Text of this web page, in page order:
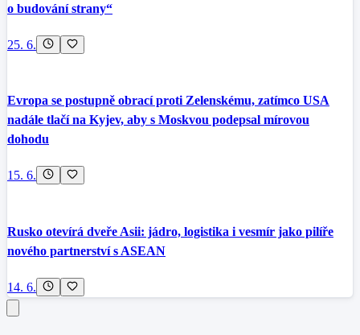
o budování strany“
25. 6.
Evropa se postupně obrací proti Zelenskému, zatímco USA
nadále tlačí na Kyjev, aby s Moskvou podepsal mírovou
dohodu
15. 6.
Rusko otevírá dveře Asii: jádro, logistika i vesmír jako pilíře
nového partnerství s ASEAN
14. 6.